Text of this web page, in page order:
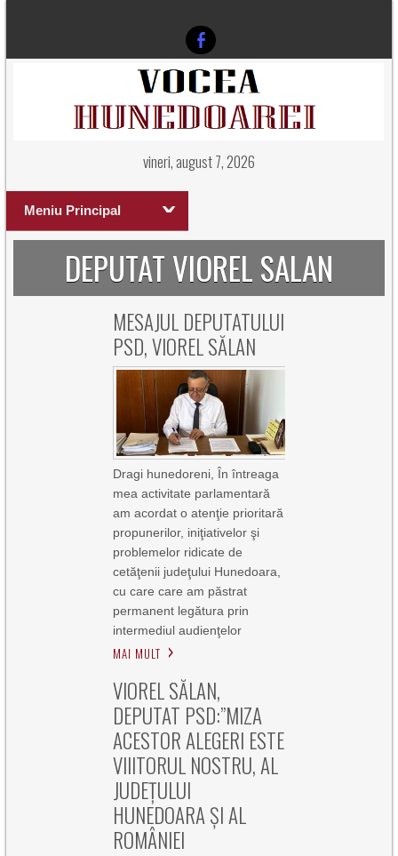
vineri, august 7, 2026
Meniu Principal
DEPUTAT VIOREL SALAN
MESAJUL DEPUTATULUI
PSD, VIOREL SĂLAN
Dragi hunedoreni, În întreaga
mea activitate parlamentară
am acordat o atenţie prioritară
propunerilor, iniţiativelor şi
problemelor ridicate de
cetăţenii judeţului Hunedoara,
cu care care am păstrat
permanent legătura prin
intermediul audienţelor
MAI MULT
VIOREL SĂLAN,
DEPUTAT PSD:”MIZA
ACESTOR ALEGERI ESTE
VIIITORUL NOSTRU, AL
JUDEȚULUI
HUNEDOARA ȘI AL
ROMÂNIEI